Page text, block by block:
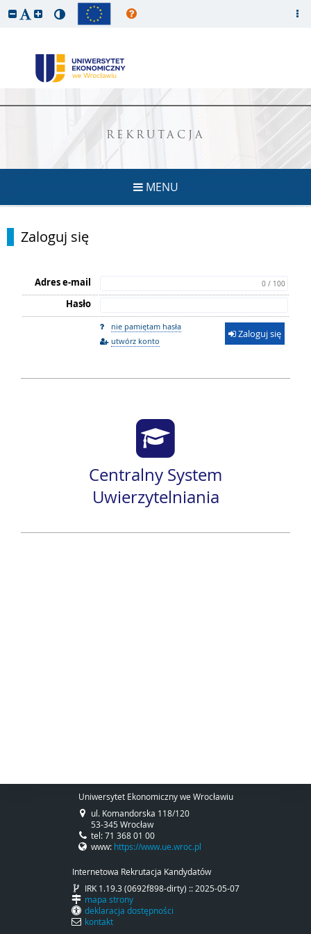
REKRUTACJA
MENU
Zaloguj się
Adres e-mail 0 / 100
Hasło
nie pamiętam hasła
utwórz konto
Zaloguj się
Centralny System
Uwierzytelniania
Uniwersytet Ekonomiczny we Wrocławiu
ul. Komandorska 118/120
53-345 Wrocław
tel: 71 368 01 00
www: https://www.ue.wroc.pl
Internetowa Rekrutacja Kandydatów
IRK 1.19.3 (0692f898-dirty) :: 2025-05-07
mapa strony
deklaracja dostępności
kontakt